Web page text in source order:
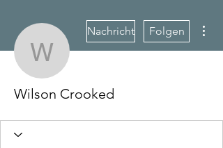
Wilson Crooked
Nachricht Folgen
Wilson Crooked